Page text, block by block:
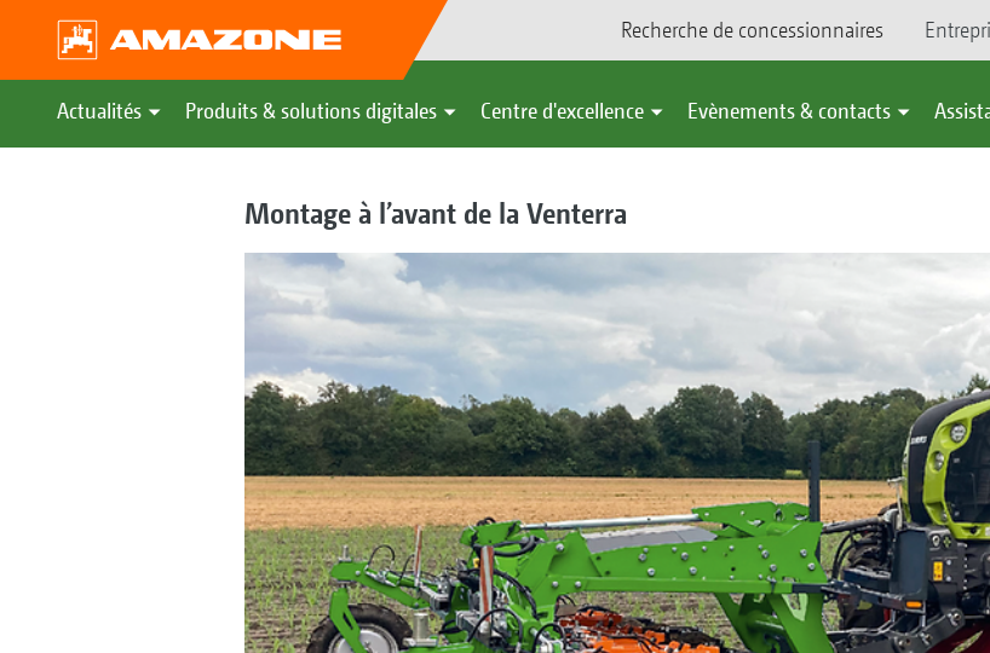
Recherche de concessionnaires
Actualités Produits & solutions digitales Centre d'excellence Evènements & contacts
Montage à l’avant de la Venterra